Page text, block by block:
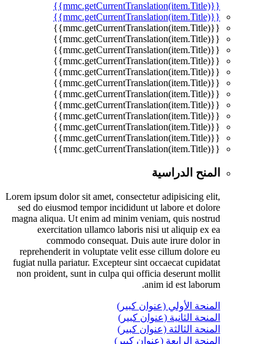
{{mmc.getCurrentTranslation(item.Title)}}
{{mmc.getCurrentTranslation(item.Title)}}
{{mmc.getCurrentTranslation(item.Title)}}
{{mmc.getCurrentTranslation(item.Title)}}
{{mmc.getCurrentTranslation(item.Title)}}
{{mmc.getCurrentTranslation(item.Title)}}
{{mmc.getCurrentTranslation(item.Title)}}
{{mmc.getCurrentTranslation(item.Title)}}
{{mmc.getCurrentTranslation(item.Title)}}
{{mmc.getCurrentTranslation(item.Title)}}
{{mmc.getCurrentTranslation(item.Title)}}
{{mmc.getCurrentTranslation(item.Title)}}
{{mmc.getCurrentTranslation(item.Title)}}
{{mmc.getCurrentTranslation(item.Title)}}
المنح الدراسية
Lorem ipsum dolor sit amet, consectetur adipisicing elit,
sed do eiusmod tempor incididunt ut labore et dolore
magna aliqua. Ut enim ad minim veniam, quis nostrud
exercitation ullamco laboris nisi ut aliquip ex ea
commodo consequat. Duis aute irure dolor in
reprehenderit in voluptate velit esse cillum dolore eu
fugiat nulla pariatur. Excepteur sint occaecat cupidatat
non proident, sunt in culpa qui officia deserunt mollit
anim id est laborum.
المنحة الأولي (عنوان كبير)
المنحة الثانية (عنوان كبير)
المنحة الثالثة (عنوان كبير)
المنحة الرابعة (عنوان كبير)